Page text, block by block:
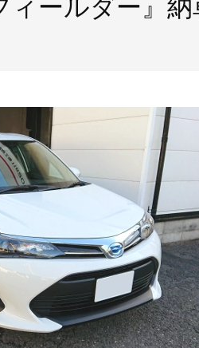
ールダー』納